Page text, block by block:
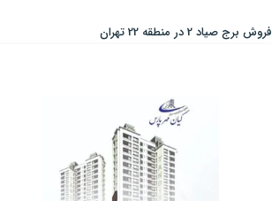
فروش برج صیاد 2 در منطقه 22 تهران